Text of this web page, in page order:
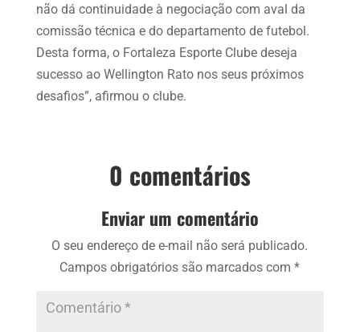
não dá continuidade à negociação com aval da
comissão técnica e do departamento de futebol.
Desta forma, o Fortaleza Esporte Clube deseja
sucesso ao Wellington Rato nos seus próximos
desafios”, afirmou o clube.
0 comentários
Enviar um comentário
O seu endereço de e-mail não será publicado.
Campos obrigatórios são marcados com*